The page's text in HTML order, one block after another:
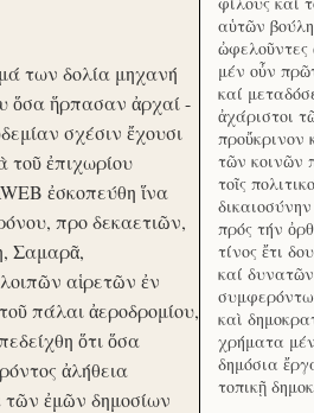
των δολία μηχανή
ὅσα ἥρπασαν ἀρχαί -
σχέσιν ἔχουσι
τοῦ ἐπιχωρίου
ἐσκοπεύθη ἵνα
προ δεκαετιῶν,
Σαμαρᾶ,
αἱρετῶν ἐν
πάλαι ἀεροδρομίου,
ὅτι ὅσα
ἀλήθεια
τῶν ἐμῶν δημοσίων
αὑτῶν
ὠφελοῦντες
μέν οὖν
καί
ἀχάριστοι
προὔκρινον
τῶν κοινῶν
τοῖς
πρός τήν
τίνος ἔτι
καί
καὶ
χρήματα
δημόσια
τοπικῇ